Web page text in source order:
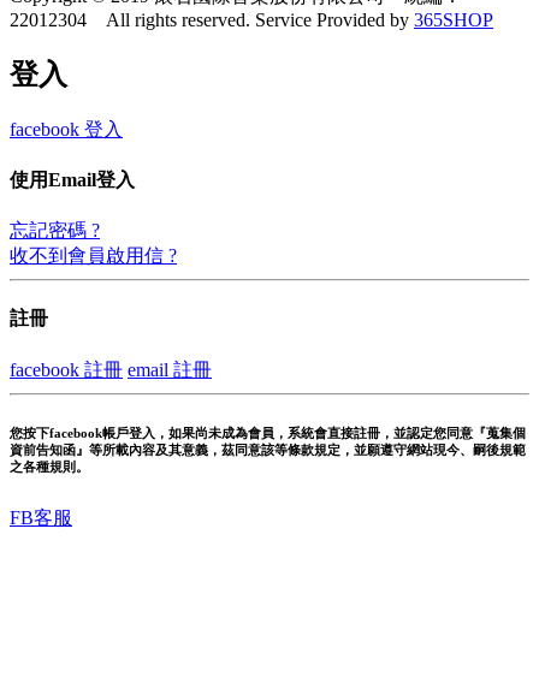
22012304 All rights reserved. Service Provided by 365SHOP
登入
facebook 登入
使用Email登入
忘記密碼 ?
收不到會員啟用信 ?
註冊
facebook 註冊 email 註冊
您按下facebook帳戶登入，如果尚未成為會員，系統會直接註冊，並認定您同意『蒐集個
資前告知函』等所載內容及其意義，茲同意該等條款規定，並願遵守網站現今、嗣後規範
之各種規則。
FB客服